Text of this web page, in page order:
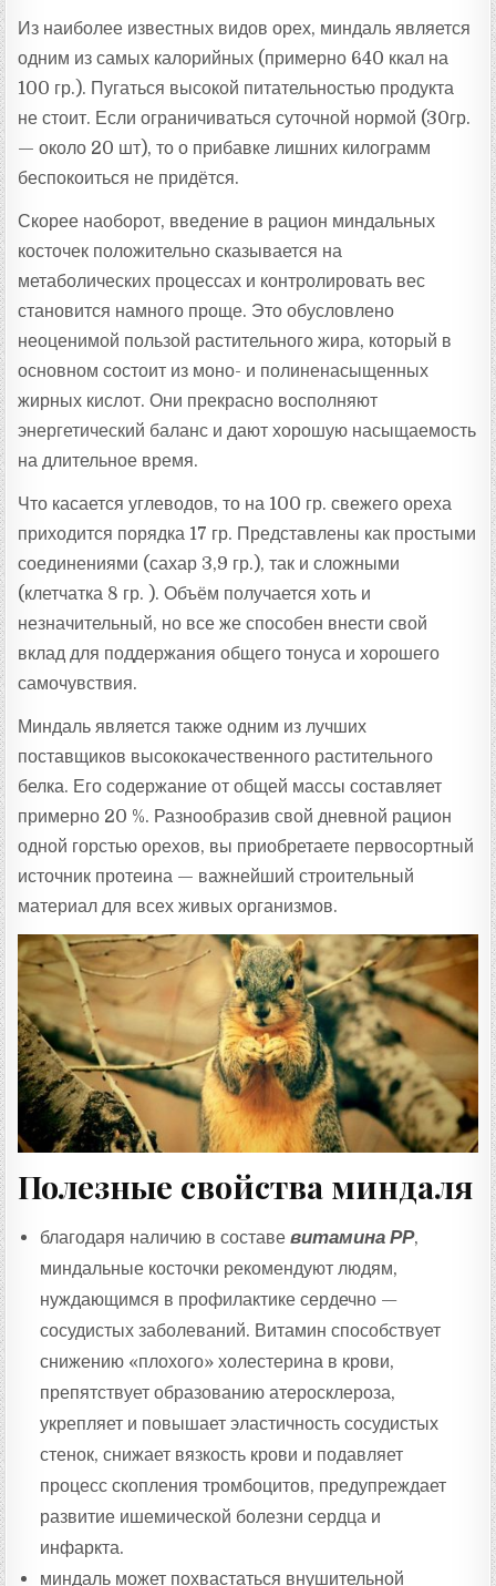
Из наиболее известных видов орех, миндаль является
одним из самых калорийных (примерно 640 ккал на
100 гр.). Пугаться высокой питательностью продукта
не стоит. Если ограничиваться суточной нормой (30гр.
— около 20 шт), то о прибавке лишних килограмм
беспокоиться не придётся.
Скорее наоборот, введение в рацион миндальных
косточек положительно сказывается на
метаболических процессах и контролировать вес
становится намного проще. Это обусловлено
неоценимой пользой растительного жира, который в
основном состоит из моно- и полиненасыщенных
жирных кислот. Они прекрасно восполняют
энергетический баланс и дают хорошую насыщаемость
на длительное время.
Что касается углеводов, то на 100 гр. свежего ореха
приходится порядка 17 гр. Представлены как простыми
соединениями (сахар 3,9 гр.), так и сложными
(клетчатка 8 гр. ). Объём получается хоть и
незначительный, но все же способен внести свой
вклад для поддержания общего тонуса и хорошего
самочувствия.
Миндаль является также одним из лучших
поставщиков высококачественного растительного
белка. Его содержание от общей массы составляет
примерно 20 %. Разнообразив свой дневной рацион
одной горстью орехов, вы приобретаете первосортный
источник протеина — важнейший строительный
материал для всех живых организмов.
Полезные свойства миндаля
благодаря наличию в составевитамина РР,
миндальные косточки рекомендуют людям,
нуждающимся в профилактике сердечно —
сосудистых заболеваний. Витамин способствует
снижению «плохого» холестерина в крови,
препятствует образованию атеросклероза,
укрепляет и повышает эластичность сосудистых
стенок, снижает вязкость крови и подавляет
процесс скопления тромбоцитов, предупреждает
развитие ишемической болезни сердца и
инфаркта.
миндаль может похвастаться внушительной